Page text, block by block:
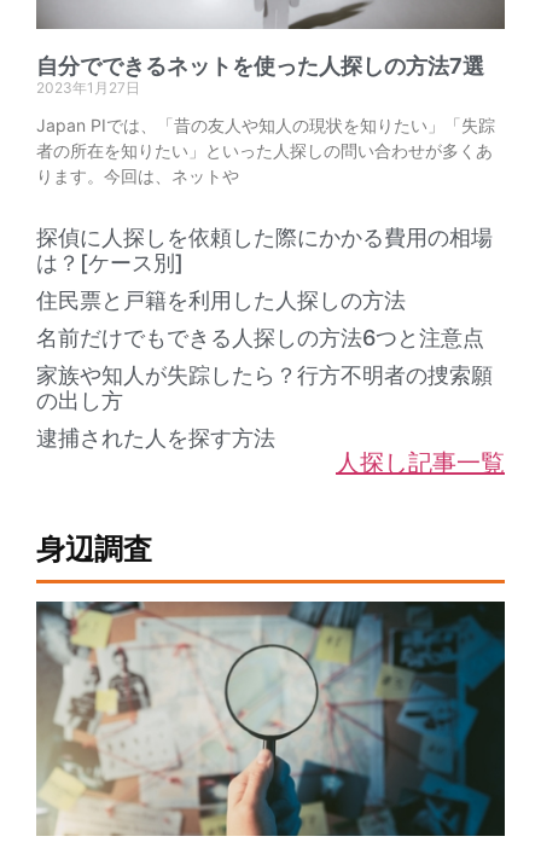
自分でできるネットを使った人探しの方法7選
2023年1月27日
Japan PIでは、「昔の友人や知人の現状を知りたい」「失踪
者の所在を知りたい」といった人探しの問い合わせが多くあ
ります。今回は、ネットや
探偵に人探しを依頼した際にかかる費用の相場
は？[ケース別]
住民票と戸籍を利用した人探しの方法
名前だけでもできる人探しの方法6つと注意点
家族や知人が失踪したら？行方不明者の捜索願
の出し方
逮捕された人を探す方法
人探し記事一覧
身辺調査